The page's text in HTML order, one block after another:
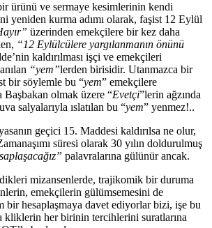
ürünü ve sermaye kesimlerinin kendi
yeniden kurma adımı olarak, faşist 12 Eylül
üzerinden emekçilere bir kez daha
“12 Eylülcülere yargılanmanın önünü
kaldırılması işçi ve emekçileri
“yem”lerden birisidir. Utanmazca bir
bir söylemle bu “yem” emekçilere
olmak üzere “Evetçi”lerin ağzında
salyalarıyla ıslatılan bu “yem” yenmez!..
geçici 15. Maddesi kaldırılsa ne olur,
süresi olarak 30 yılın doldurulmuş
palavralarına gülünür ancak.
mizansenlerde, trajikomik bir duruma
emekçilerin gülümsemesini de
bir hesaplaşmaya davet ediyorlar bizi, işe bu
kliklerin her birinin tercihlerini suratlarına